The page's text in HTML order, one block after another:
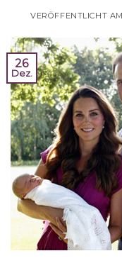
VERÖFFENTLICHT
26
Dez.